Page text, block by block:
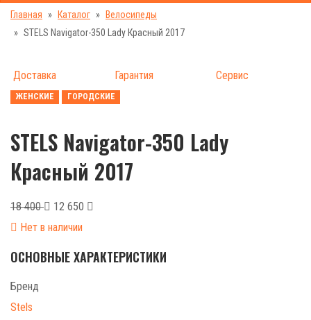
Главная Каталог
Велосипеды
STELS Navigator-350 Lady Красный 2017
Доставка Гарантия Сервис
ЖЕНСКИЕ ГОРОДСКИЕ
STELS Navigator-350 Lady
Красный 2017
18 400
12 650
Нет в наличии
ОСНОВНЫЕ ХАРАКТЕРИСТИКИ
Бренд
Stels